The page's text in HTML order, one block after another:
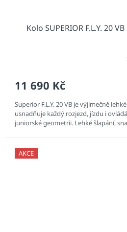
Kolo SUPERIOR F.L.Y. 20
11 690 Kč
Superior F.L.Y. 20 VB je výjimečně
usnadňuje každý rozjezd, jízdu i
juniorské geometrii. Lehké šlapání,
AKCE